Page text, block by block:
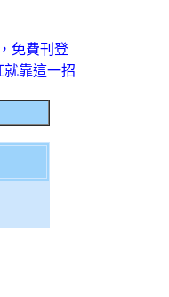
免費刊登
靠這一招